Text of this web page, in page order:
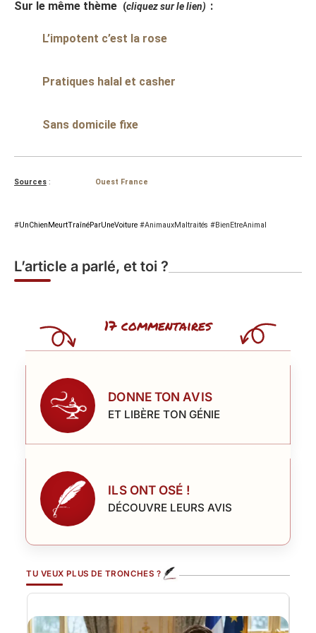
Sur le même thème (cliquez sur le lien) :
L’impotent c’est la rose
Pratiques halal et casher
Sans domicile fixe
Sources : Ouest France
#UnChienMeurtTraînéParUneVoiture #AnimauxMaltraités #BienEtreAnimal
L’article a parlé, et toi ?
17 commentaires
DONNE TON AVIS
ET LIBÈRE TON GÉNIE
ILS ONT OSÉ !
DÉCOUVRE LEURS AVIS
TU VEUX PLUS DE TRONCHES ?